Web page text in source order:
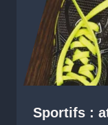
Sportifs :